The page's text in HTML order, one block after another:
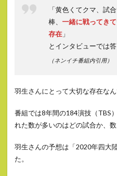
「黄色くてクマ、試
棒、 一緒に戦ってき
存在 」
とインタビューでは答
（ネンイチ番組内引用）
羽生さんにとって大切な存在なん
番組では8年間の184演技（TBS
れた数が多いのはどの試合か、
羽生さんの予想は「2020年四大
た。